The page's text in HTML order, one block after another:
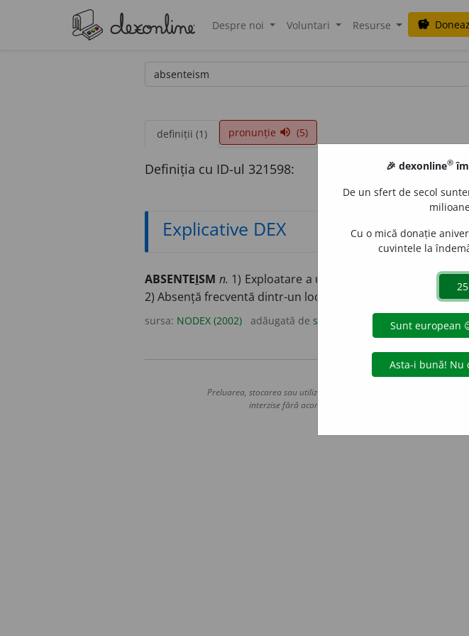
Despre noi Voluntari Resurse savings
definiții (1) pronunție volume_up (5)
Definiția cu ID-ul 321598:
Explicative DEX
ABSENTEISM n. 1) Exploatare a unei proprietăți funciare
2) Absență frecventă dintr-un loc (de muncă). /<fr.
sursa: NODEX (2002) adăugată de siveco
Copyright © 2004-2026
Preluarea, stocarea sau utilizarea datelor de pe acest site, inclusiv
interzise fără acordul nostru prealabil scris, cu excepția
🎉 dexonline®
De un sfert de secol
Cu o mică donație
cuvintele la